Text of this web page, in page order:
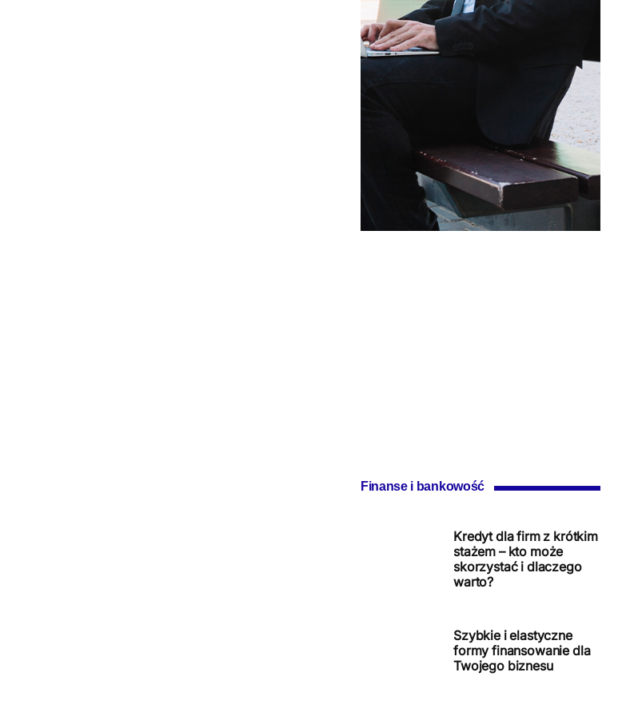
Finanse i bankowość
Kredyt dla firm z krótkim
stażem – kto może
skorzystać i dlaczego
warto?
Szybkie i elastyczne
formy finansowanie dla
Twojego biznesu